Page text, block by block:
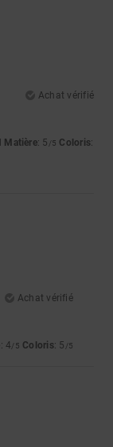
Achat vérifié
Matière: 5 /5 Coloris:
Achat vérifié
: 4/5 Coloris: 5 /5